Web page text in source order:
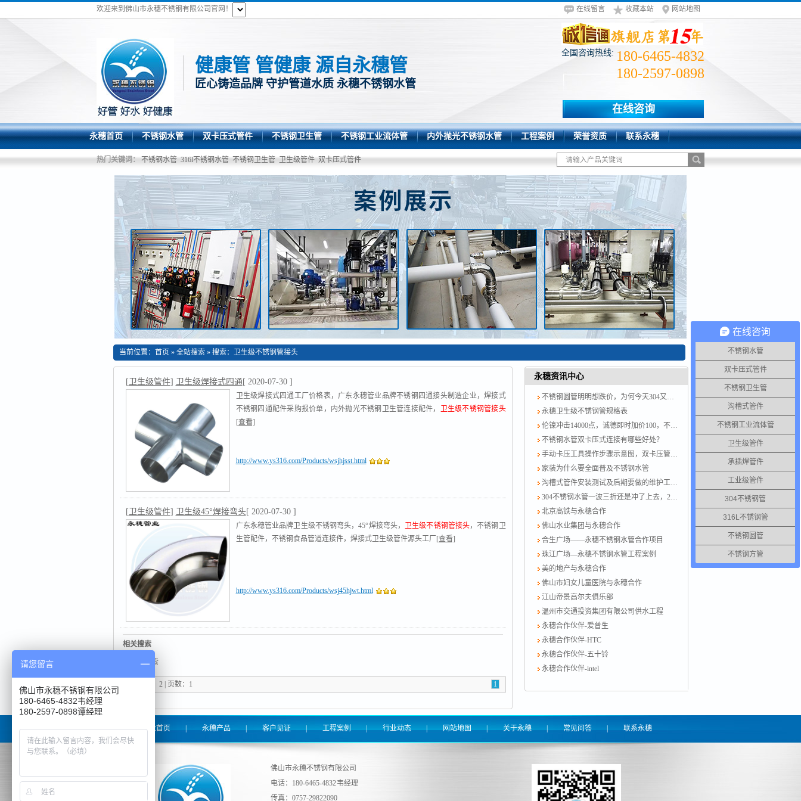
在线留言 收藏本站 网站地图
欢迎来到佛山市永穗不锈钢有限公司官网！
健康管 管健康 源自永穗管
匠心铸造品牌 守护管道水质 永穗不锈钢水管
全国咨询热线: 180-6465-4832
180-2597-0898
在线咨询
永穗首页 不锈钢水管 双卡压式管件 不锈钢卫生管 不锈钢工业流体管 内外抛光不锈钢水管 工程案例 荣誉资质 联系永穗
热门关键词： 不锈钢水管 316l不锈钢水管 不锈钢卫生管 卫生级管件 双卡压式管件
当前位置： 首页 » 全站搜索» 搜索：卫生级不锈钢管接头
[ 卫生级管件] 卫生级焊接式四通 [ 2020-07-30 ]
卫生级焊接式四通工厂价格表，广东永穗管业品牌不锈钢四通接头制造企业，焊接式
不锈钢四通配件采购报价单，内外抛光不锈钢卫生管连接配件，
卫生级不锈钢管接头
[查看]
http://www.ys316.com/Products/wsjhjsst.html
[ 卫生级管件] 卫生级45°焊接弯头[ 2020-07-30 ]
广东永穗管业品牌卫生级不锈钢弯头，45°焊接弯头， 卫生级不锈钢管接头，不锈钢卫
生管配件，不锈钢食品管道连接件，焊接式卫生级管件源头工厂
[查看]
http://www.ys316.com/Products/wsj45hjwt.html
相关搜索
无相关搜索
记录总数：2 | 页数：1 1
永穗资讯中心
不锈钢圆管明明想跌价，为何今天304又涨了？涨就对了，计划跟不上变化
永穗卫生级不锈钢管规格表
伦镍冲击14000点，诚德即时加价100，不锈钢水管厂家跟紧了别掉队！
不锈钢水管双卡压式连接有哪些好处？
手动卡压工具操作步骤示意图，双卡压管件链接方法图示
家装为什么要全面普及不锈钢水管
沟槽式管件安装测试及后期要做的维护工作？
304不锈钢水管一波三折还是冲了上去，201跟着节奏走，今日板卷市场涨50-100
北京高铁与永穗合作
佛山水业集团与永穗合作
合生广场——永穗不锈钢水管合作项目
珠江广场—永穗不锈钢水管工程案例
美的地产与永穗合作
佛山市妇女儿童医院与永穗合作
江山帝景高尔夫俱乐部
温州市交通投资集团有限公司供水工程
永穗合作伙伴-爱普生
永穗合作伙伴-HTC
永穗合作伙伴-五十铃
永穗合作伙伴-intel
永穗管业首页 永穗产品 | 客户见证 | 工程案例 | 行业动态 | 网站地图 | 关于永穗 | 常见问答 联系永穗
佛山市永穗不锈钢有限公司
电话：180-6465-4832 韦经理
传真：0757-29822090
在线咨询
不锈钢水管
双卡压式管件
不锈钢卫生管
沟槽式管件
不锈钢工业流体管
卫生级管件
承插焊管件
工业级管件
304不锈钢管
316L不锈钢管
不锈钢圆管
不锈钢方管
请您留言
佛山市永穗不锈钢有限公司
180-6465-4832韦经理
180-2597-0898谭经理